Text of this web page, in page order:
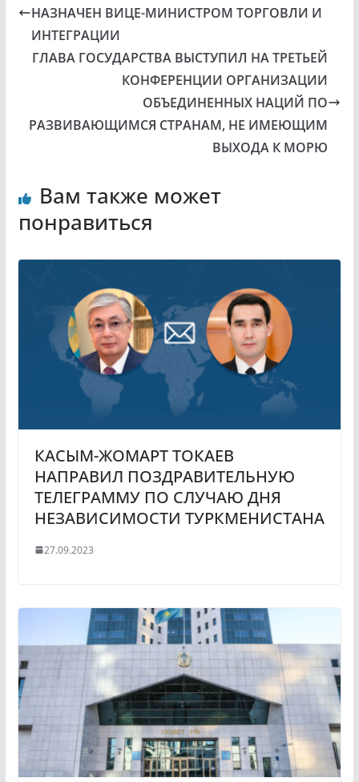
НАЗНАЧЕН ВИЦЕ-МИНИСТРОМ ТОРГОВЛИ И
ИНТЕГРАЦИИ
ГЛАВА ГОСУДАРСТВА ВЫСТУПИЛ НА ТРЕТЬЕЙ
КОНФЕРЕНЦИИ ОРГАНИЗАЦИИ
ОБЪЕДИНЕННЫХ НАЦИЙ ПО
РАЗВИВАЮЩИМСЯ СТРАНАМ, НЕ ИМЕЮЩИМ
ВЫХОДА К МОРЮ
Вам также может
понравиться
КАСЫМ-ЖОМАРТ ТОКАЕВ
НАПРАВИЛ ПОЗДРАВИТЕЛЬНУЮ
ТЕЛЕГРАММУ ПО СЛУЧАЮ ДНЯ
НЕЗАВИСИМОСТИ ТУРКМЕНИСТАНА
27.09.2023